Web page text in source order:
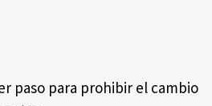
paso para prohibir el cambio